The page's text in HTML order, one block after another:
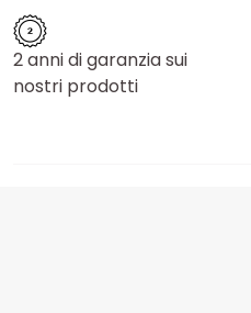
2 anni di garanzia sui
nostri prodotti